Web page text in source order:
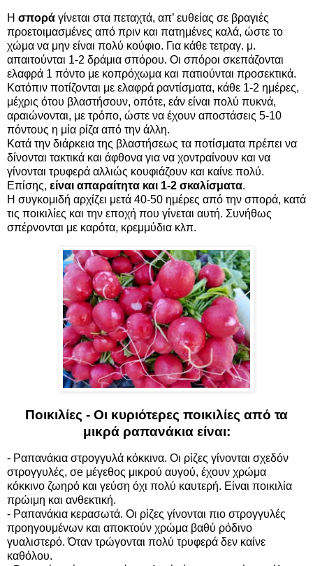
Η σπορά γίνεται στα πεταχτά, απ’ ευθείας σε βραγιές
προετοιμασμένες από πριν και πατημένες καλά, ώστε το
χώμα να μην είναι πολύ κούφιο. Για κάθε τετραγ. μ.
απαιτούνται 1-2 δράμια σπόρου. Οι σπόροι σκεπάζονται
ελαφρά 1 πόντο με κοπρόχωμα και πατιούνται προσεκτικά.
Κατόπιν ποτίζονται με ελαφρά ραντίσματα, κάθε 1-2 ημέρες,
μέχρις ότου βλαστήσουν, οπότε, εάν είναι πολύ πυκνά,
αραιώνονται, με τρόπο, ώστε να έχουν αποστάσεις 5-10
πόντους η μία ρίζα από την άλλη.
Κατά την διάρκεια της βλαστήσεως τα ποτίσματα πρέπει να
δίνονται τακτικά και άφθονα για να χοντραίνουν και να
γίνονται τρυφερά αλλιώς κουφιάζουν και καίνε πολύ.
Επίσης, είναι απαραίτητα και 1-2 σκαλίσματα.
Η συγκομιδή αρχίζει μετά 40-50 ημέρες από την σπορά, κατά
τις ποικιλίες και την εποχή που γίνεται αυτή. Συνήθως
σπέρνονται με καρότα, κρεμμύδια κλπ.
Ποικιλίες - Οι κυριότερες ποικιλίες από τα
μικρά ραπανάκια είναι:
- Ραπανάκια στρογγυλά κόκκινα. Οι ρίζες γίνονται σχεδόν
στρογγυλές, σe μέγεθος μικρού αυγού, έχουν χρώμα
κόκκινο ζωηρό και γεύση όχι πολύ καυτερή. Είναι ποικιλία
πρώιμη και ανθεκτική.
- Ραπανάκια κερασωτά. Οι ρίζες γίνονται πιο στρογγυλές
προηγουμένων και αποκτούν χρώμα βαθύ ρόδινο
γυαλιστερό. Όταν τρώγονται πολύ τρυφερά δεν καίνε
καθόλου.